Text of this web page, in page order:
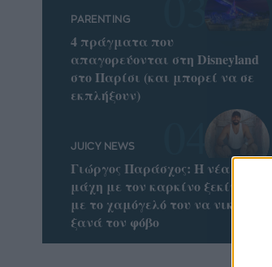
PARENTING
4 πράγματα που
απαγορεύονται στη Disneyland
στο Παρίσι (και μπορεί να σε
εκπλήξουν)
JUICY NEWS
Γιώργος Παράσχος: Η νέα του
μάχη με τον καρκίνο ξεκίνησε
με το χαμόγελό του να νικά
ξανά τον φόβο